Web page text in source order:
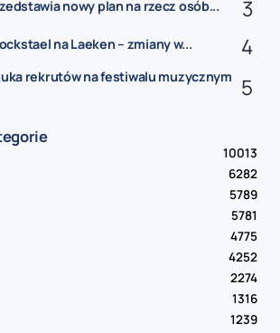
nowy plan na rzecz osób...
na Laeken – zmiany w...
rekrutów na festiwalu muzycznym
10013
6282
5789
5781
4775
4252
2274
1316
1239